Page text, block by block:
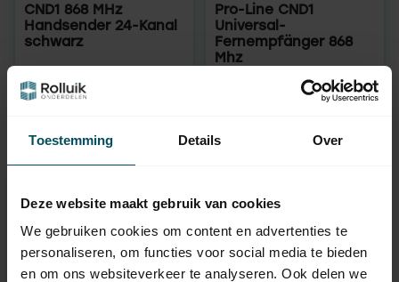
Toestemming Details Over
Deze website maakt gebruik van cookies
We gebruiken cookies om content en advertenties te
personaliseren, om functies voor social media te bieden
en om ons websiteverkeer te analyseren. Ook delen we
CND1 868 MHz
Handsender 24-Kanal
schwarz
Pro-Line CND1
Universal-
Fernempfänger 868
Mhz
Benötigen Sie Hilfe bei der
Auswahl?
Kontaktieren Sie einen unserer Mitarbeiter